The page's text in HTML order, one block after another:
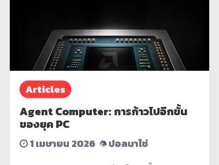
Articles
Agent Computer: การก้าวไปอีกขั้น
ของยุค PC
1 เมษายน 2026
ปอลนาโช่